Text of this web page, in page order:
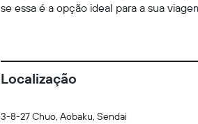
se essa é a opção ideal para a sua
Localização
3-8-27 Chuo, Aobaku, Sendai